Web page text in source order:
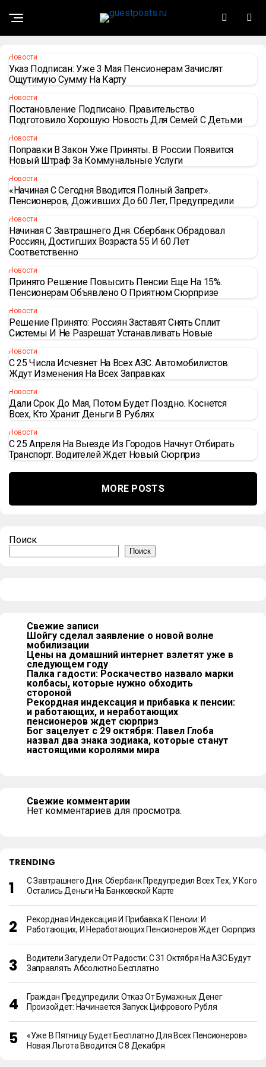
Новости
Указ Подписан: Уже 3 Мая Пенсионерам Зачислят
Ощутимую Сумму На Карту
Новости
Постановление Подписано. Правительство
Подготовило Хорошую Новость Для Семей С Детьми
Новости
Поправки В Закон Уже Приняты. В России Появится
Новый Штраф За Коммунальные Услуги
Новости
«Начиная С Сегодня Вводится Полный Запрет».
Пенсионеров, Доживших До 60 Лет, Предупредили
Новости
Начиная С Завтрашнего Дня. Сбербанк Обрадовал
Россиян, Достигших Возраста 55 И 60 Лет
Соответственно
Новости
Принято Решение Повысить Пенсии Еще На 15%.
Пенсионерам Объявлено О Приятном Сюрпризе
Новости
Решение Принято: Россиян Заставят Снять Сплит
Системы И Не Разрешат Устанавливать Новые
Новости
С 25 Числа Исчезнет На Всех АЗС. Автомобилистов
Ждут Изменения На Всех Заправках
Новости
Дали Срок До Мая, Потом Будет Поздно. Коснется
Всех, Кто Хранит Деньги В Рублях
Новости
С 25 Апреля На Выезде Из Городов Начнут Отбирать
Транспорт. Водителей Ждет Новый Сюрприз
MORE POSTS
Поиск
Поиск
Свежие записи
Шойгу сделал заявление о новой волне
мобилизации
Цены на домашний интернет взлетят уже в
следующем году
Палка гадости: Роскачество назвало марки
колбасы, которые нужно обходить
стороной
Рекордная индексация и прибавка к пенсии:
и работающих, и неработающих
пенсионеров ждет сюрприз
Бог зацелует с 29 октября: Павел Глоба
назвал два знака зодиака, которые станут
настоящими королями мира
Свежие комментарии
Нет комментариев для просмотра.
TRENDING
С Завтрашнего Дня. Сбербанк Предупредил Всех Тех, У Кого
Остались Деньги На Банковской Карте
Рекордная Индексация И Прибавка К Пенсии: И
Работающих, И Неработающих Пенсионеров Ждет Сюрприз
Водители Загудели От Радости: С 31 Октября На АЗС Будут
Заправлять Абсолютно Бесплатно
Граждан Предупредили: Отказ От Бумажных Денег
Произойдет: Начинается Запуск Цифрового Рубля
«Уже В Пятницу Будет Бесплатно Для Всех Пенсионеров».
Новая Льгота Вводится С 8 Декабря